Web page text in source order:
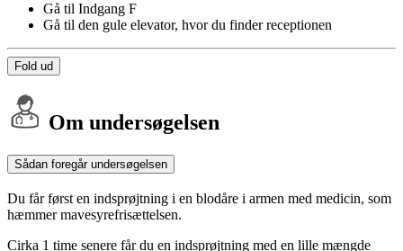
Gå til Indgang F
Gå til den gule elevator, hvor du finder receptionen
Fold ud
Om undersøgelsen
Sådan foregår undersøgelsen
Du får først en indsprøjtning i en blodåre i armen med medicin, som
hæmmer mavesyrefrisættelsen.
Cirka 1 time senere får du en indsprøjtning med en lille mængde